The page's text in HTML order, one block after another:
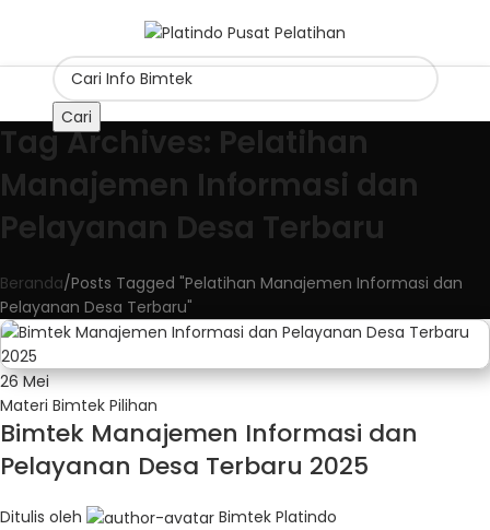
Cari
Tag Archives: Pelatihan
Manajemen Informasi dan
Pelayanan Desa Terbaru
Beranda Posts Tagged "Pelatihan Manajemen Informasi dan
Pelayanan Desa Terbaru"
26Mei
Materi Bimtek Pilihan
Bimtek Manajemen Informasi dan
Pelayanan Desa Terbaru 2025
Ditulis oleh
Bimtek Platindo